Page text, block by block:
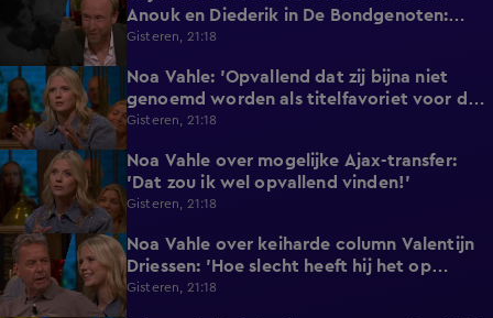
Anouk en Diederik in De Bondgenoten:
'Echt een soap!'
Gisteren, 21:18
3:24
Noa Vahle: 'Opvallend dat zij bijna niet
genoemd worden als titelfavoriet voor de
Eredivisie!'
Gisteren, 21:18
0:49
Noa Vahle over mogelijke Ajax-transfer:
'Dat zou ik wel opvallend vinden!'
Gisteren, 21:18
2:25
Noa Vahle over keiharde column Valentijn
Driessen: 'Hoe slecht heeft hij het op
vakantie?!'
Gisteren, 21:18